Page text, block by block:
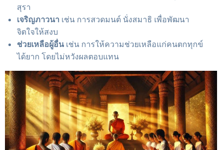
สุรา
เจริญภาวนา เช่น การสวดมนต์ นั่งสมาธิ เพื่อพัฒนา
จิตใจให้สงบ
ช่วยเหลือผู้อื่นเช่น การให้ความช่วยเหลือแก่คนตกทุกข์
ได้ยาก โดยไม่หวังผลตอบแทน